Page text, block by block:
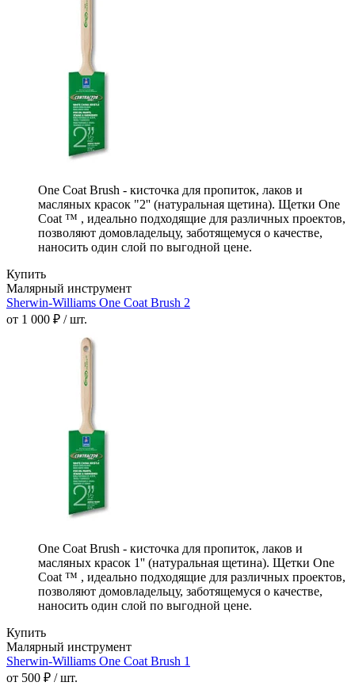
One Coat Brush - кисточка для пропиток, лаков и
масляных красок "2'' (натуральная щетина). Щетки One
Coat ™ , идеально подходящие для различных проектов,
позволяют домовладельцу, заботящемуся о качестве,
наносить один слой по выгодной цене.
Купить
Малярный инструмент
Sherwin-Williams One Coat Brush 2
от 1 000 ₽ / шт.
One Coat Brush - кисточка для пропиток, лаков и
масляных красок 1'' (натуральная щетина). Щетки One
Coat ™ , идеально подходящие для различных проектов,
позволяют домовладельцу, заботящемуся о качестве,
наносить один слой по выгодной цене.
Купить
Малярный инструмент
Sherwin-Williams One Coat Brush 1
от 500 ₽ / шт.